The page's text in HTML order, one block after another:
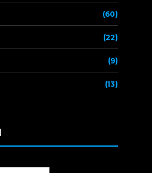
(60)
(22)
(9)
(13)